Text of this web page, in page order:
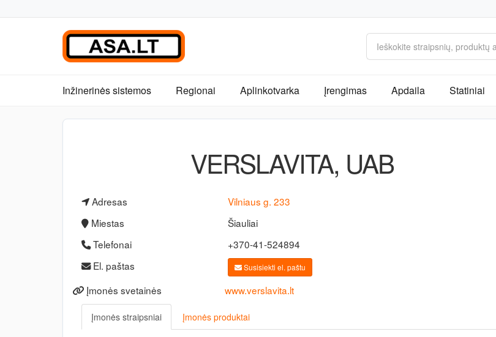
Inžinerinės sistemos Regionai Aplinkotvarka Įrengimas Apdaila Statiniai
VERSLAVITA, UAB
Adresas
Vilniaus g. 233
Miestas
Šiauliai
Telefonai
+370-41-524894
El. paštas
Susisiekti el. paštu
Įmonės svetainės www.verslavita.lt
Įmonės straipsniai Įmonės produktai